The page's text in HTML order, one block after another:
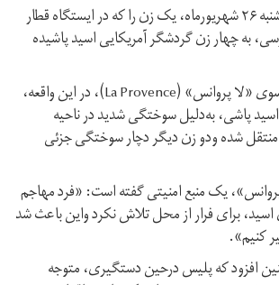
پلیس فرانسه، روز یکشنبه ۲۶ شهریورماه، یک زن را که در ایستگاه قطار
به چهار زن گردشگر آمریکایی اسید پاشیده
به گزارش روزنامه فرانسوی «لا پروانس» (La Provence)، در این واقعه،
پاشی، به‌دلیل سوختگی شدید در ناحیه
شده ودو زن دیگر دچار سوختگی جزئی
پروانس»، یک منبع امنیتی گفته است: «فرد مهاجم
برای فرار از محل تلاش نکرد واین باعث شد
کنیم».
افزود که پلیس درحین دستگیری، متوجه